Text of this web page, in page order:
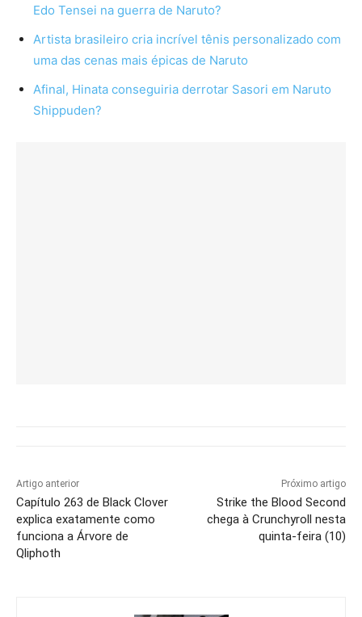
Edo Tensei na guerra de Naruto?
Artista brasileiro cria incrível tênis personalizado com
uma das cenas mais épicas de Naruto
Afinal, Hinata conseguiria derrotar Sasori em Naruto
Shippuden?
Artigo anterior
Capítulo 263 de Black Clover
explica exatamente como
funciona a Árvore de
Qliphoth
Próximo artigo
Strike the Blood Second
chega à Crunchyroll nesta
quinta-feira (10)